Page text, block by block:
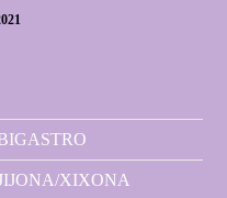
XIXONA